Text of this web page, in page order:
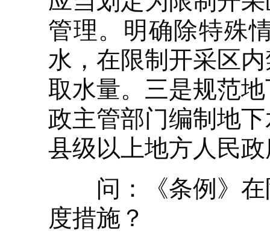
管理。明确除特殊
水，在限制开采区
取水量。三是规范
政主管部门编制地
县级以上地方人民
问：《条例》在
度措施？